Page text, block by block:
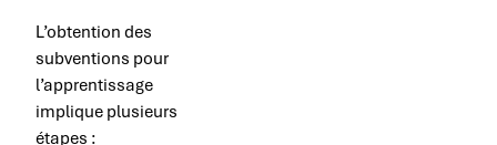
L’obtention des
subventions pour
l’apprentissage
implique plusieurs
étapes :